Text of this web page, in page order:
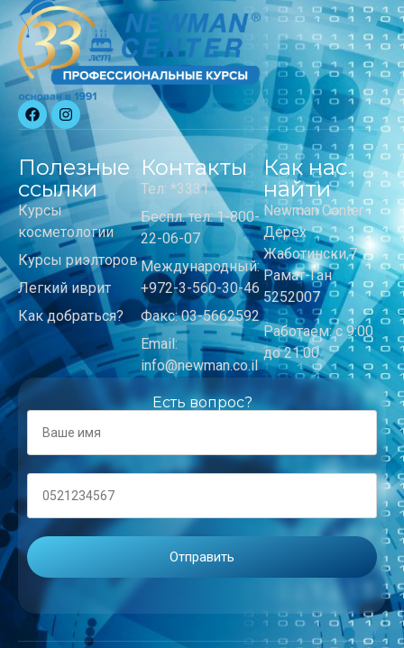
Полезные
ссылки
Курсы
косметологии
Курсы риэлторов
Легкий иврит
Как добраться?
Контакты
Тел: *3331
Беспл. тел: 1-800-
22-06-07
Международный:
+972-3-560-30-46
Факс: 03-5662592
Email:
info@newman.co.il
Как нас
найти
Newman Center
Дерех
Жаботински,7
Рамат-Ган
5252007
Работаем: с 9:00
до 21:00
Есть вопрос?